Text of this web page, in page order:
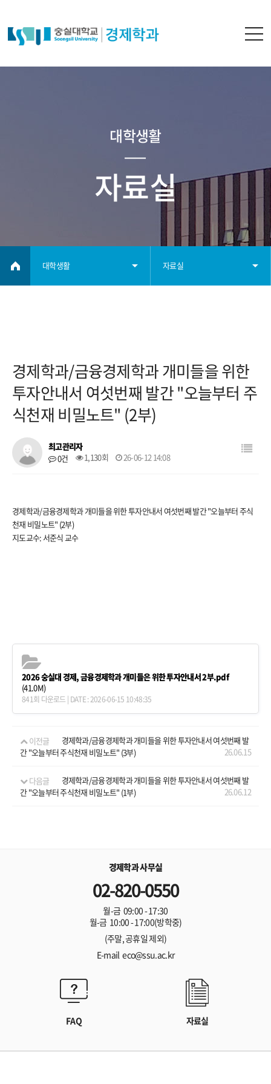
대학생활
자료실
대학생활
대학생활
진로취업안내
대학원
자료실
공모전
자료실
경제학과/금융경제학과 개미들을 위한
투자안내서 여섯번째 발간 "오늘부터 주
식천재 비밀노트" (2부)
최고관리자
0건
1,130회 26-06-12 14:08
경제학과/금융경제학과 개미들을 위한 투자안내서 여섯번째 발간 "오늘부터 주식
천재 비밀노트" (2부)
지도교수: 서준식 교수
2026 숭실대 경제, 금융경제학과 개미들은 위한 투자안내서 2부.pdf
(41.0M)
841회 다운로드 | DATE : 2026-06-15 10:48:35
이전글
경제학과/금융경제학과 개미들을 위한 투자안내서 여섯번째 발
간 "오늘부터 주식천재 비밀노트" (3부)
26.06.15
다음글
경제학과/금융경제학과 개미들을 위한 투자안내서 여섯번째 발
간 "오늘부터 주식천재 비밀노트" (1부)
26.06.12
경제학과 사무실
02-820-0550
월-금 09:00 - 17:30
월-금 10:00 - 17:00(방학중)
(주말, 공휴일 제외)
E-mail eco@ssu.ac.kr
FAQ 자료실